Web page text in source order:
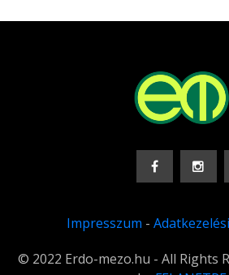
Impresszum -
© 2022 Erdo-mezo.hu - All Rights